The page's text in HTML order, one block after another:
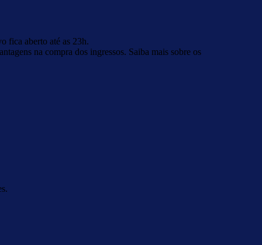
fica aberto até as 23h.
na compra dos ingressos. Saiba mais sobre os